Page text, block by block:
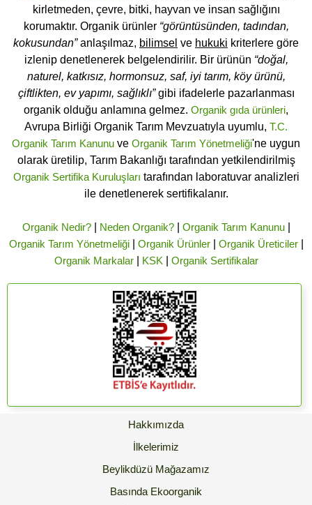
kirletmeden, çevre, bitki, hayvan ve insan sağlığını
korumaktır. Organik ürünler “görüntüsünden, tadından,
kokusundan”anlaşılmaz, bilimsel ve hukuki kriterlere göre
izlenip denetlenerek belgelendirilir. Bir ürünün “doğal,
naturel, katkısız, hormonsuz, saf, iyi tarım, köy ürünü,
çiftlikten, ev yapımı, sağlıklı”gibi ifadelerle pazarlanması
organik olduğu anlamına gelmez. Organik gıda ürünleri,
Avrupa Birliği Organik Tarım Mevzuatıyla uyumlu, T.C.
Organik Tarım Kanunu ve Organik Tarım Yönetmeliği'ne uygun
olarak üretilip, Tarım Bakanlığı tarafından yetkilendirilmiş
Organik Sertifika Kuruluşları tarafından laboratuvar analizleri
ile denetlenerek sertifikalanır.
Organik Nedir?| Neden Organik?| Organik Tarım Kanunu|
Organik Tarım Yönetmeliği| Organik Ürünler| Organik Üreticiler|
Organik Markalar| KSK Organik Sertifikalar
Hakkımızda
İlkelerimiz
Beylikdüzü Mağazamız
Basında Ekoorganik